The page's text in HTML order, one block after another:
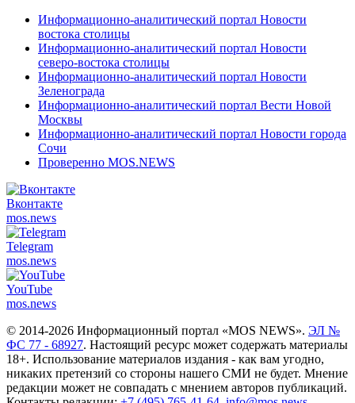
Информационно-аналитический портал Новости
востока столицы
Информационно-аналитический портал Новости
северо-востока столицы
Информационно-аналитический портал Новости
Зеленограда
Информационно-аналитический портал Вести Новой
Москвы
Информационно-аналитический портал Новости города
Сочи
Проверенно MOS.NEWS
Вконтакте
mos.news
Telegram
mos.news
YouTube
mos.news
© 2014-2026 Информационный портал «MOS NEWS». ЭЛ №
ФС 77 - 68927. Настоящий ресурс может содержать материалы
18+. Использование материалов издания - как вам угодно,
никаких претензий со стороны нашего СМИ не будет. Мнение
редакции может не совпадать с мнением авторов публикаций.